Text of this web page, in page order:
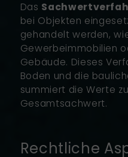
Das
bei Objekten
gehandelt werden,
Gewerbeimmobilien
Gebäude. Dieses
Boden und die
summiert die Werte
Gesamtsachwert.
Rechtliche